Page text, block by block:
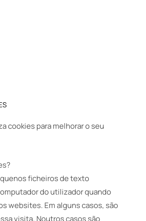
cookies para melhorar o seu
ficheiros de texto
do utilizador quando
websites. Em alguns casos, são
visita. Noutros casos são